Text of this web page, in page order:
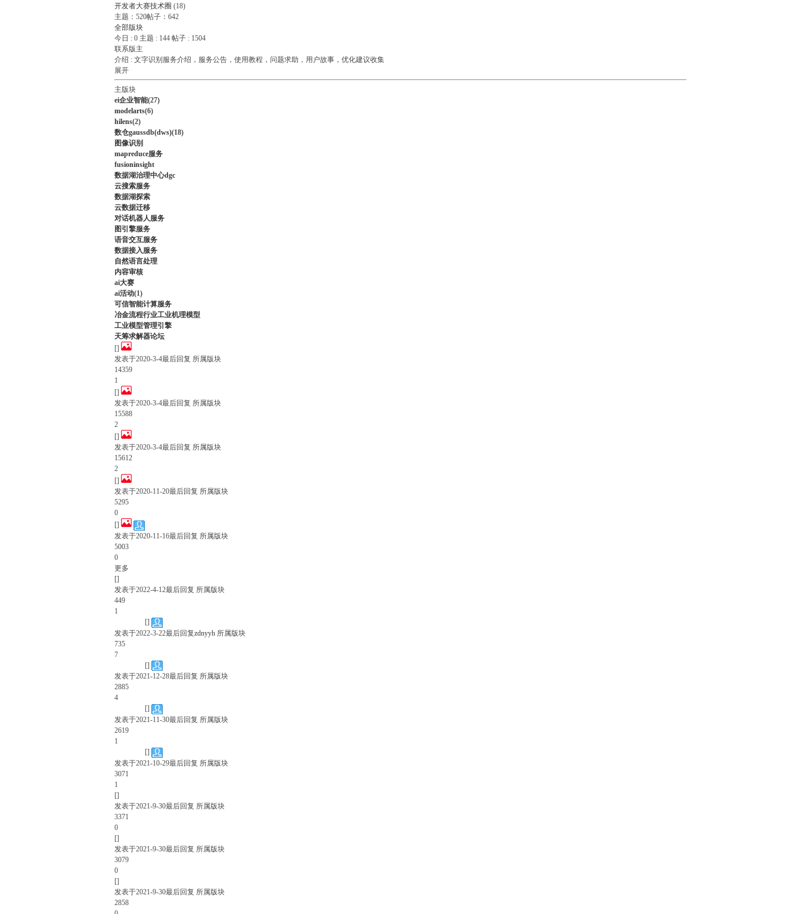
开发者大赛技术圈 (18)
主题：520帖子：642
全部版块
今日 : 0 主题 : 144 帖子 : 1504
联系版主
介绍 : 文字识别服务介绍，服务公告，使用教程，问题求助，用户故事，优化建议收集
展开
主版块
ei企业智能(27)
modelarts(6)
hilens(2)
数仓gaussdb(dws)(18)
图像识别
mapreduce服务
fusioninsight
数据湖治理中心dgc
云搜索服务
数据湖探索
云数据迁移
对话机器人服务
图引擎服务
语音交互服务
数据接入服务
自然语言处理
内容审核
ai大赛
ai活动(1)
可信智能计算服务
冶金流程行业工业机理模型
工业模型管理引擎
天筹求解器论坛
[]
发表于2020-3-4最后回复 所属版块
14359
1
[]
发表于2020-3-4最后回复 所属版块
15588
2
[]
发表于2020-3-4最后回复 所属版块
15612
2
[]
发表于2020-11-20最后回复 所属版块
5295
0
[]
发表于2020-11-16最后回复 所属版块
5003
0
更多
[]
发表于2022-4-12最后回复 所属版块
449
1
[]
发表于2022-3-22最后回复zdnyyh 所属版块
735
7
[]
发表于2021-12-28最后回复 所属版块
2885
4
[]
发表于2021-11-30最后回复 所属版块
2619
1
[]
发表于2021-10-29最后回复 所属版块
3071
1
[]
发表于2021-9-30最后回复 所属版块
3371
0
[]
发表于2021-9-30最后回复 所属版块
3079
0
[]
发表于2021-9-30最后回复 所属版块
2858